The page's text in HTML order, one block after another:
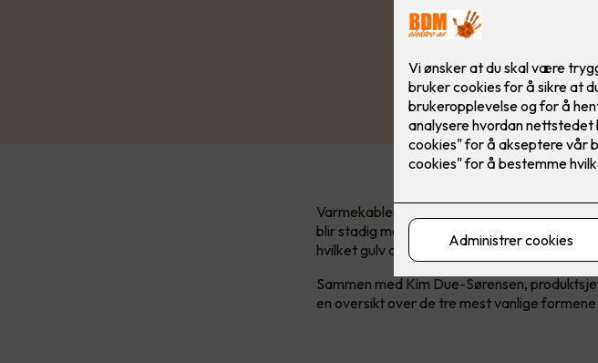
Varmekabler står fremdeles for 60% av
blir stadig mer populært. Om du skal velge
hvilket gulv du skal legge over, plassering
Sammen med Kim Due-Sørensen,
en oversikt over de tre mest vanlige